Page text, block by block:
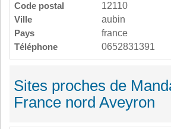
Code postal
12110
Ville
aubin
Pays
france
Téléphone
0652831391
Sites proches de
France nord Aveyron